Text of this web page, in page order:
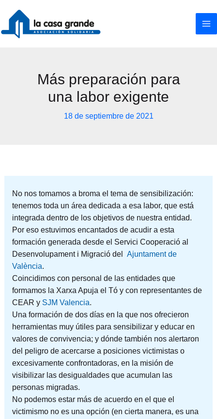
contenido
Más preparación para
una labor exigente
18 de septiembre de 2021
No nos tomamos a broma el tema de sensibilización:
tenemos toda un área dedicada a esa labor, que está
integrada dentro de los objetivos de nuestra entidad.
Por eso estuvimos encantados de acudir a esta
formación generada desde el Servici Cooperació al
Desenvolupament i Migració del Ajuntament de
València.
Coincidimos con personal de las entidades que
formamos la Xarxa Apuja el Tó y con representantes de
CEAR y SJM Valencia.
Una formación de dos días en la que nos ofrecieron
herramientas muy útiles para sensibilizar y educar en
valores de convivencia; y dónde también nos alertaron
del peligro de acercarse a posiciones victimistas o
excesivamente confrontadoras, en la misión de
visibilizar las desigualdades que acumulan las
personas migradas.
No podemos estar más de acuerdo en el que el
victimismo no es una opción (en cierta manera, es una